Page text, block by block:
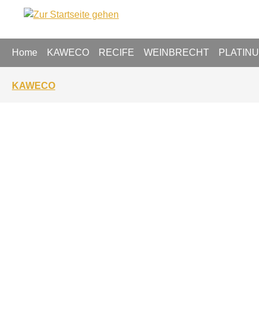
Zur Hauptnavigation springen
Home KAWECO RECIFE WEINBRECHT
KAWECO